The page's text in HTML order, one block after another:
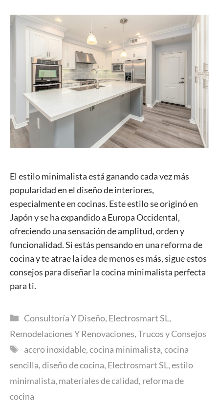
El estilo minimalista está ganando cada vez más
popularidad en el diseño de interiores,
especialmente en cocinas. Este estilo se originó en
Japón y se ha expandido a Europa Occidental,
ofreciendo una sensación de amplitud, orden y
funcionalidad. Si estás pensando en una reforma de
cocina y te atrae la idea de menos es más, sigue estos
consejos para diseñar la cocina minimalista perfecta
para ti.
Categorías
Consultoría Y Diseño, Electrosmart SL,
Remodelaciones Y Renovaciones,Trucos y Consejos
Etiquetas
acero inoxidable,cocina minimalista,cocina
sencilla,diseño de cocina, Electrosmart SL,estilo
minimalista, materiales de calidad, reforma de
cocina